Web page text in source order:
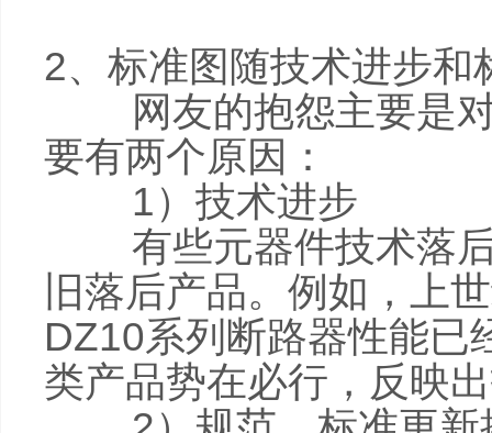
2、标准图随技术进步和
网友的抱怨主要是对
要有两个原因：
1）技术进步
有些元器件技术落后
旧落后产品。例如，上
DZ10系列断路器性能已
类产品势在必行，反映